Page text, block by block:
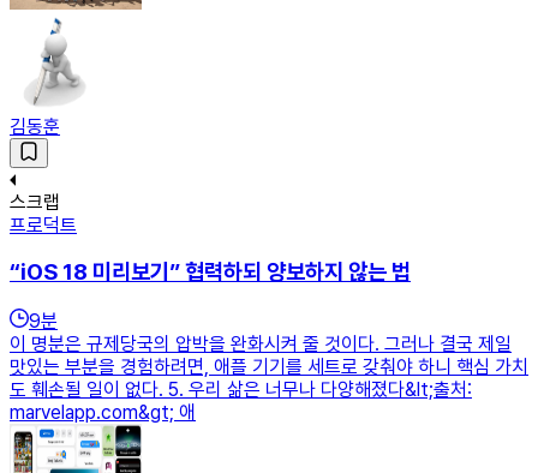
김동훈
스크랩
프로덕트
“iOS 18 미리보기” 협력하되 양보하지 않는 법
9분
이 명분은 규제당국의 압박을 완화시켜 줄 것이다. 그러나 결국 제일
맛있는 부분을 경험하려면, 애플 기기를 세트로 갖춰야 하니 핵심 가치
도 훼손될 일이 없다. 5. 우리 삶은 너무나 다양해졌다&lt;출처:
marvelapp.com&gt; 애